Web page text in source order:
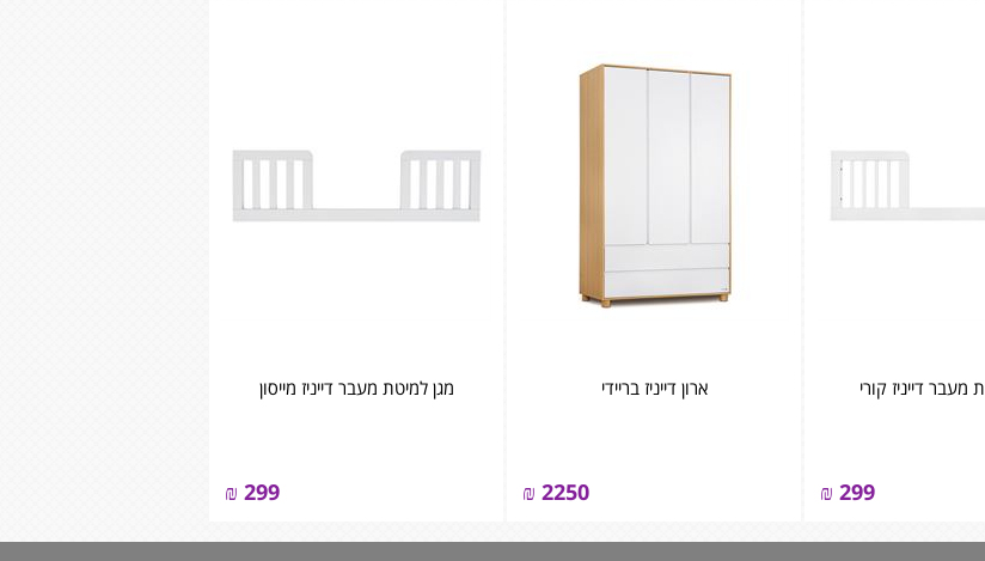
מעבר דייניז קורי
299
₪
ארון דייניז בריידי
2250
₪
מגן למיטת מעבר דייניז מייסון
299
₪